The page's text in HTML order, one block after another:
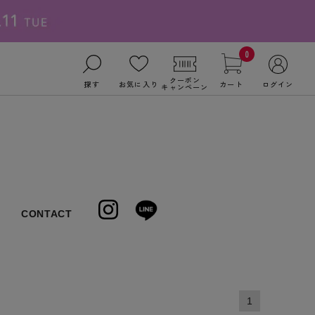
探す お気に入り クーポン
キャンペーン
0
カート ログイン
CONTACT
1